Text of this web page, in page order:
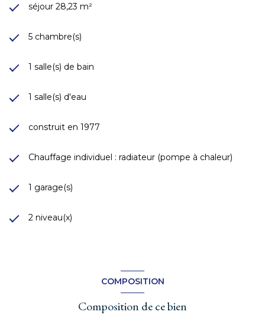
séjour 28,23 m²
5 chambre(s)
1 salle(s) de bain
1 salle(s) d'eau
construit en 1977
Chauffage individuel : radiateur (pompe à chaleur)
1 garage(s)
2 niveau(x)
COMPOSITION
Composition de ce bien